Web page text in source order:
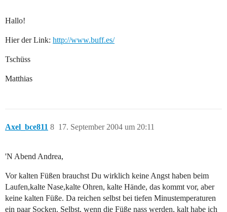
Hallo!
Hier der Link: http://www.buff.es/
Tschüss
Matthias
Axel_bce811 17. September 2004 um 20:11
8
'N Abend Andrea,
Vor kalten Füßen brauchst Du wirklich keine Angst haben beim
Laufen,kalte Nase,kalte Ohren, kalte Hände, das kommt vor, aber
keine kalten Füße. Da reichen selbst bei tiefen Minustemperaturen
ein paar Socken. Selbst, wenn die Füße nass werden, kalt habe ich